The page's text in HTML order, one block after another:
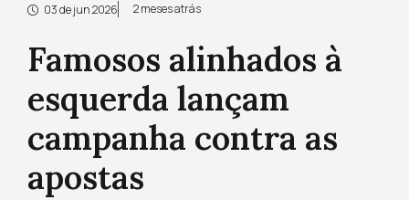
03 de jun 2026 2 meses atrás
Famosos alinhados à
esquerda lançam
campanha contra as
apostas